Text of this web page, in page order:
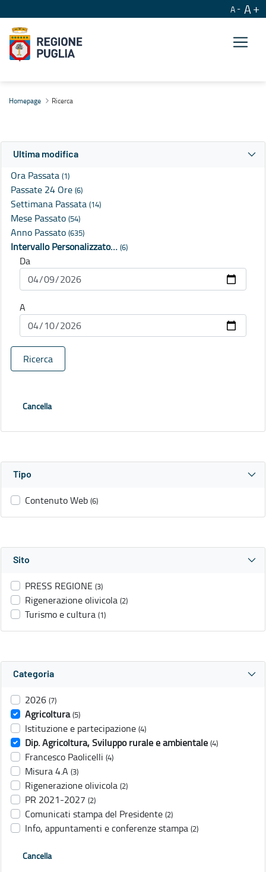
A A
Homepage Ricerca
Ultima modifica
Ora Passata (1)
Passate 24 Ore (6)
Settimana Passata (14)
Mese Passato (54)
Anno Passato (635)
Intervallo Personalizzato… (6)
Da
A
Ricerca
Cancella
Tipo
Contenuto Web (6)
Sito
PRESS REGIONE (3)
Rigenerazione olivicola (2)
Turismo e cultura (1)
Categoria
2026 (7)
Agricoltura (5)
Istituzione e partecipazione (4)
Dip. Agricoltura, Sviluppo rurale e ambientale (4)
Francesco Paolicelli (4)
Misura 4.A (3)
Rigenerazione olivicola (2)
PR 2021-2027 (2)
Comunicati stampa del Presidente (2)
Info, appuntamenti e conferenze stampa (2)
Cancella